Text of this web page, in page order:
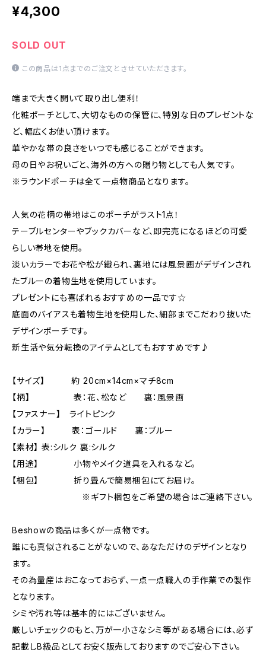
¥4,300
SOLD OUT
この商品は1点までのご注文とさせていただきます。
端まで大きく開いて取り出し便利！
化粧ポーチとして、大切なものの保管に、特別な日のプレゼントな
ど、幅広くお使い頂けます。
華やかな帯の良さをいつでも感じることができます。
母の日やお祝いごと、海外の方への贈り物としても人気です。
※ラウンドポーチは全て一点物商品となります。
人気の花柄の帯地はこのポーチがラスト1点！
テーブルセンターやブックカバーなど、即完売になるほどの可愛
らしい帯地を使用。
淡いカラーでお花や松が織られ、裏地には風景画がデザインされ
たブルーの着物生地を使用しています。
プレゼントにも喜ばれるおすすめの一品です☆
底面のバイアスも着物生地を使用した、細部までこだわり抜いた
デザインポーチです。
新生活や気分転換のアイテムとしてもおすすめです♪
【サイズ】 約 20cm×14cm×マチ8cm
【柄】 表：花、松など 裏：風景画
【ファスナー】 ライトピンク
【カラー】 表：ゴールド 裏：ブルー
【素材】 表:シルク 裏:シルク
【用途】 小物やメイク道具を入れるなど。
【梱包】 折り畳んで簡易梱包にてお届け。
※ギフト梱包をご希望の場合はご連絡下さい。
Beshowの商品は多くが一点物です。
誰にも真似されることがないので、あなただけのデザインとなり
ます。
その為量産はおこなっておらず、一点一点職人の手作業での製作
となります。
シミや汚れ等は基本的にはございません。
厳しいチェックのもと、万が一小さなシミ等がある場合には、必ず
記載しB級品としてお安く販売しておりますのでご安心下さい。